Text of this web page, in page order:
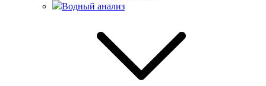
Водный анализ